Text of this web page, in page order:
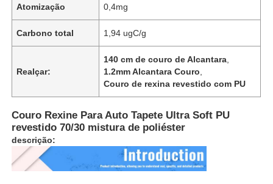
Casos
Material do Sofá de Couro
Material de couro do PVC
Material Couro Ecológico
Pelas de silicone
Atomização 0,4mg
Carbono total 1,94 ugC/g
Realçar:
140 cm de couro de Alcantara
1.2mm Alcantara Couro
Couro de rexina revestido com PU
Couro Rexine Para Auto Tapete Ultra Soft PU
revestido 70/30 mistura de poliéster
descrição: